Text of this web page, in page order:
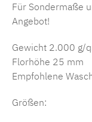
Für Sondermaße
Angebot!
Gewicht 2.000 g/
Florhöhe 25 mm
Empfohlene
Größen: